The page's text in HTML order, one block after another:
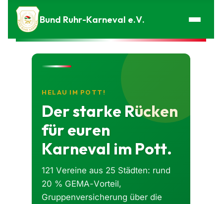
Zum Inhalt springen
Bund Ruhr-Karneval e.V.
HELAU IM POTT!
Der starke Rücken
für euren
Karneval im Pott.
121 Vereine aus 25 Städten: rund
20 % GEMA-Vorteil,
Gruppenversicherung über die